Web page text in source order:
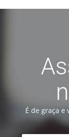
É de graça